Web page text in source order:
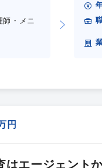
師・メニ
円
はエージェント